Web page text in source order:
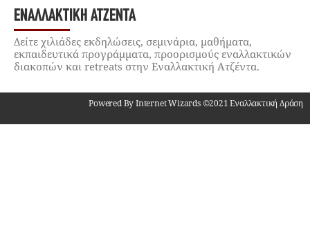
ΕΝΑΛΛΑΚΤΙΚΉ ΑΤΖΈΝΤΑ
Δείτε χιλιάδες εκδηλώσεις, σεμινάρια, μαθήματα,
εκπαιδευτικά προγράμματα, προορισμούς εναλλακτικών
διακοπών και retreats στην Εναλλακτική Ατζέντα.
Powered By Internet Wizards ©2021 Εναλλακτική Δράση